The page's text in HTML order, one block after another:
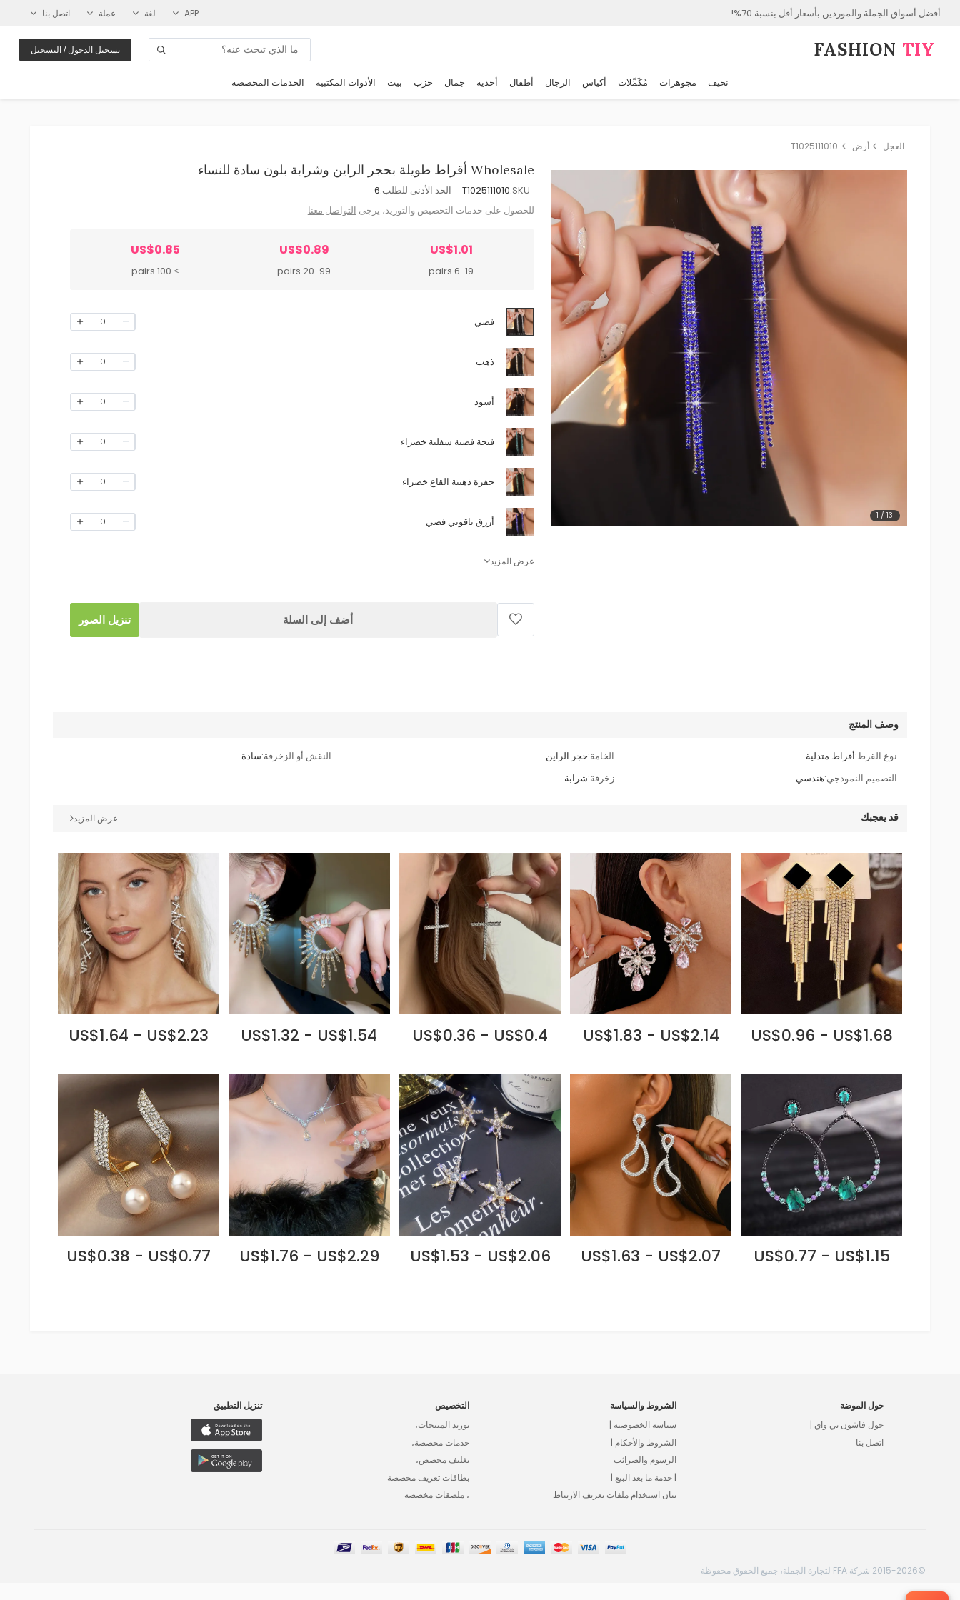
أفضل أسواق الجملة والموردين بأسعار أقل بنسبة 70%! APP لغة عملة اتصل بنا
FASHION⁠ TIY تسجيل الدخول / التسجيل
نحيف مجوهرات مُكَمِّلات أكياس الرجال أطفال أحذية جمال حزب بيت الأدوات المكتبية الخدمات المخصصة
العجل أرض T1025111010
1 /13
Wholesale أقراط طويلة بحجر الراين وشرابة بلون سادة للنساء
SKU:
T1025111010 الحد الأدنى للطلب:6
للحصول على خدمات التخصيص والتوريد، يرجى التواصل معنا
US$1.01
6-19 pairs
US$0.89
20-99 pairs
US$0.85
≥ 100 pairs
فضي 0
ذهب 0
أسود 0
فتحة فضية سفلية خضراء 0
حفرة ذهبية القاع خضراء 0
أزرق ياقوتي فضي 0
عرض المزيد
أضف إلى السلة تنزيل الصور
وصف المنتج
نوع القرط:أقراط متدلية الخامة:حجر الراين النقش أو الزخرفة:سادة
التصميم النموذجي:هندسي زخرفة:شرابة
قد يعجبك عرض المزيد
US$0.96 - US$1.68
US$1.83 - US$2.14
US$0.36 - US$0.4
US$1.32 - US$1.54
US$1.64 - US$2.23
US$0.77 - US$1.15
US$1.63 - US$2.07
US$1.53 - US$2.06
US$1.76 - US$2.29
US$0.38 - US$0.77
حول الموضة
حول فاشون تي واي |
اتصل بنا
الشروط والسياسة
سياسة الخصوصية |
الشروط والأحكام |
الرسوم والضرائب
| خدمة ما بعد البيع |
بيان استخدام ملفات تعريف الارتباط
التخصيص
توريد المنتجات،
خدمات مخصصة،
تغليف مخصص،
بطاقات تعريف مخصصة
، ملصقات مخصصة
تنزيل التطبيق
©2015-2026 شركة FFA لتجارة الجملة، جميع الحقوق محفوظة